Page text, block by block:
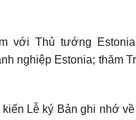
với Thủ tướng
nghiệp Estonia; thăm
Lễ ký Bản ghi nhớ